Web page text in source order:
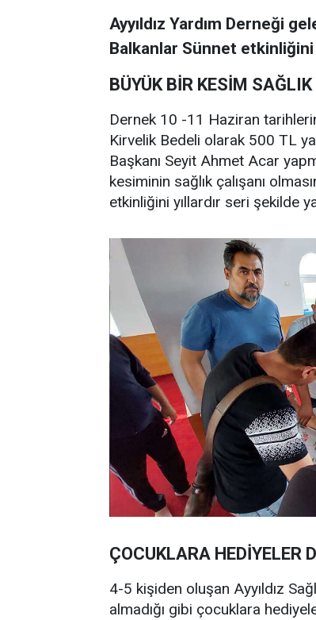
Ayyıldız Yardım Derneği
Balkanlar Sünnet
BÜYÜK BİR KESİM
Dernek 10 -11 Haziran
Kirvelik Bedeli olarak 500 TL
Başkanı Seyit Ahmet Acar
kesiminin sağlık çalışanı
etkinliğini yıllardır seri şekilde
ÇOCUKLARA HEDİYELER
4-5 kişiden oluşan Ayyıldız
almadığı gibi çocuklara